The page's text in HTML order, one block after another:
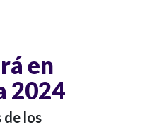
en
2024
de los